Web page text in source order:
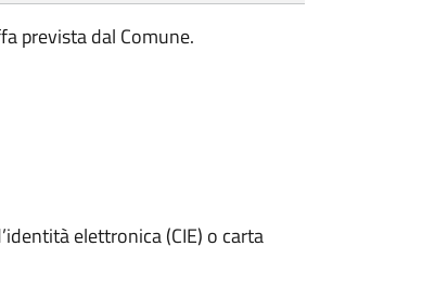
prevista dal Comune.
elettronica (CIE) o carta